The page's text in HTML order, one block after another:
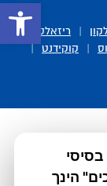
פתח
הינך
ריזאלטס
|
קוקידנט